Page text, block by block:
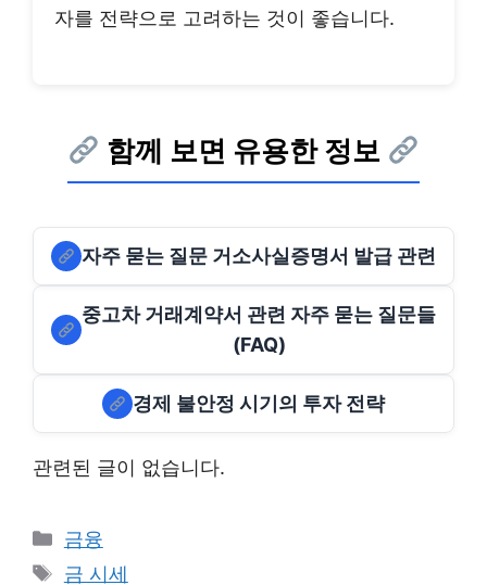
자를 전략으로 고려하는 것이 좋습니다.
함께 보면 유용한 정보
자주 묻는 질문 거소사실증명서 발급 관련
중고차 거래계약서 관련 자주 묻는 질문들
(FAQ)
경제 불안정 시기의 투자 전략
관련된 글이 없습니다.
Categories
금융
Tags
금 시세